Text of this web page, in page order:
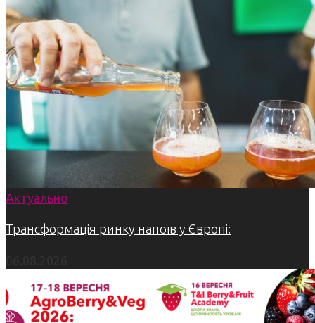
Актуально
Трансформація ринку напоїв у Європі: